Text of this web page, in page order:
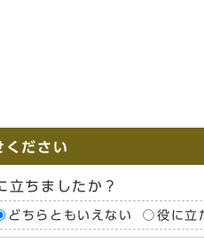
ください
立ちましたか？
どちらともいえない 役に立